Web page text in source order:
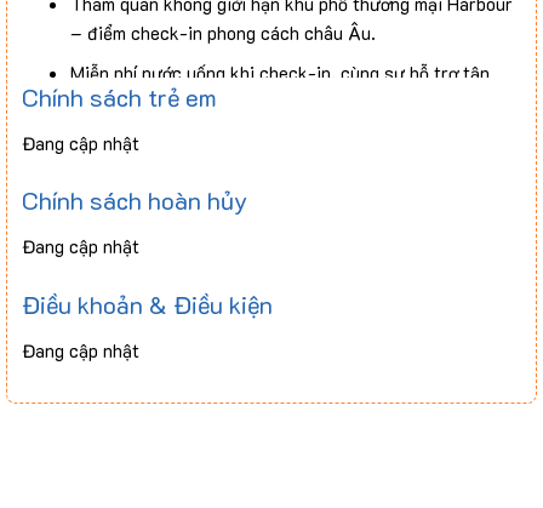
– điểm check-in phong cách châu Âu.
Miễn phí nước uống khi check-in, cùng sự hỗ trợ tận
tình từ nhân viên khu nghỉ.
Miễn phí VinBus 2 chiều từ sân bay Cam Ranh đến cảng
Chính sách trẻ em
Đang cập nhật
Chính sách hoàn hủy
Đang cập nhật
Điều khoản & Điều kiện
Đang cập nhật